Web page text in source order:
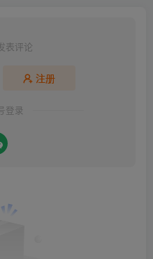
表评论
注册
登录